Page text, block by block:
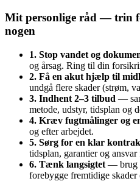
Mit personlige råd — trin
nogen
1. Stop vandet og
og årsag. Ring til din
2. Få en akut hjælp til
undgå flere skader (strøm,
3. Indhent 2–3 tilbud —
metode, udstyr, tidsplan og
4. Kræv fugtmålinger og
og efter arbejdet.
5. Sørg for en klar
tidsplan, garantier og
6. Tænk langsigtet — brug
forebygge fremtidige